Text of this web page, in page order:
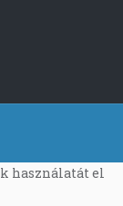
használatát el